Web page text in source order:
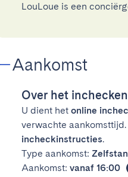
LouLoue is een
Aankomst
Over het inchecken
U dient het online
verwachte
incheckinstructies.
Type aankomst:
Aankomst: vanaf 16:00